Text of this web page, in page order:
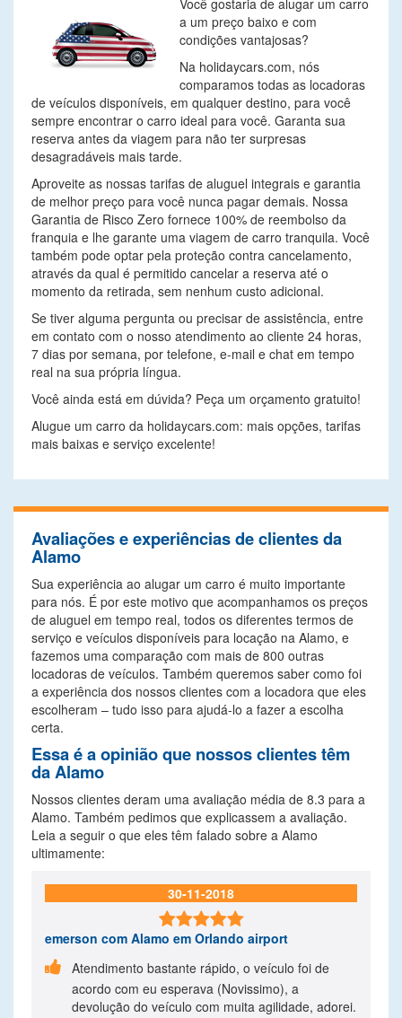
Você gostaria de alugar um carro
a um preço baixo e com
condições vantajosas?
Na holidaycars.com, nós
comparamos todas as locadoras
de veículos disponíveis, em qualquer destino, para você
sempre encontrar o carro ideal para você. Garanta sua
reserva antes da viagem para não ter surpresas
desagradáveis mais tarde.
Aproveite as nossas tarifas de aluguel integrais e garantia
de melhor preço para você nunca pagar demais. Nossa
Garantia de Risco Zero fornece 100% de reembolso da
franquia e lhe garante uma viagem de carro tranquila. Você
também pode optar pela proteção contra cancelamento,
através da qual é permitido cancelar a reserva até o
momento da retirada, sem nenhum custo adicional.
Se tiver alguma pergunta ou precisar de assistência, entre
em contato com o nosso atendimento ao cliente 24 horas,
7 dias por semana, por telefone, e-mail e chat em tempo
real na sua própria língua.
Você ainda está em dúvida? Peça um orçamento gratuito!
Alugue um carro da holidaycars.com: mais opções, tarifas
mais baixas e serviço excelente!
Avaliações e experiências de clientes da
Alamo
Sua experiência ao alugar um carro é muito importante
para nós. É por este motivo que acompanhamos os preços
de aluguel em tempo real, todos os diferentes termos de
serviço e veículos disponíveis para locação na Alamo, e
fazemos uma comparação com mais de 800 outras
locadoras de veículos. Também queremos saber como foi
a experiência dos nossos clientes com a locadora que eles
escolheram – tudo isso para ajudá-lo a fazer a escolha
certa.
Essa é a opinião que nossos clientes têm
da Alamo
Nossos clientes deram uma avaliação média de 8.3 para a
Alamo. Também pedimos que explicassem a avaliação.
Leia a seguir o que eles têm falado sobre a Alamo
ultimamente:
30-11-2018

emerson com Alamo em Orlando airport
 Atendimento bastante rápido, o veículo foi de
acordo com eu esperava (Novissimo), a
devolução do veículo com muita agilidade, adorei.